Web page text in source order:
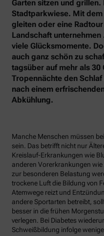
Garten sitzen und
Stadtparkwiese. Mit
gleiten oder eine
Landschaft
viele Glücksmomente.
auch ganz schön zu
tagsüber auf mehr als
Tropennächte den
nach einem
Abkühlung.
Manche Menschen müssen
sein. Das betrifft nicht nur
Kreislauf-Erkrankungen wie
anderen Vorerkrankungen
zur besonderen Belastung
trockene Luft die Bildung von
Atemwege reizt und
andere Sportarten betreibt,
besser in die frühen
verlegen. Bei Diabetes
Schweißbildung infolge